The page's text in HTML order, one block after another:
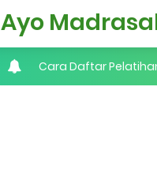
Ayo
Cara Daftar